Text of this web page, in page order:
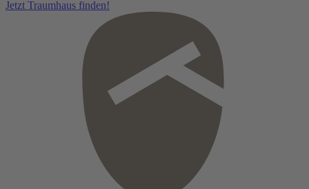
Jetzt Traumhaus finden!